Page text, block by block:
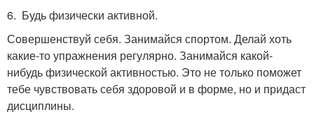
6. Будь физически активной.
Совершенствуй себя. Занимайся спортом. Делай хоть
какие-то упражнения регулярно. Занимайся какой-
нибудь физической активностью. Это не только поможет
тебе чувствовать себя здоровой и в форме, но и придаст
дисциплины.